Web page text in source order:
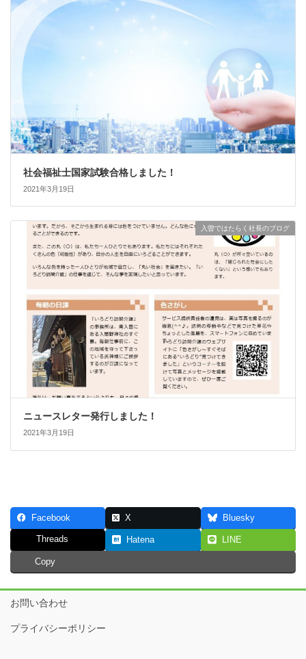
社会福祉士国家試験合格しました！
2021年3月19日
入曽ではたらく社長のブログ
ニュースレター発行しました！
2021年3月19日
Facebook X Bluesky
Threads Hatena LINE
Copy
お問い合わせ
プライバシーポリシー